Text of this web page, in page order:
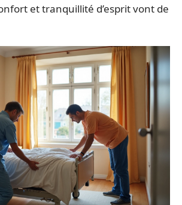
et tranquillité d’esprit vont de